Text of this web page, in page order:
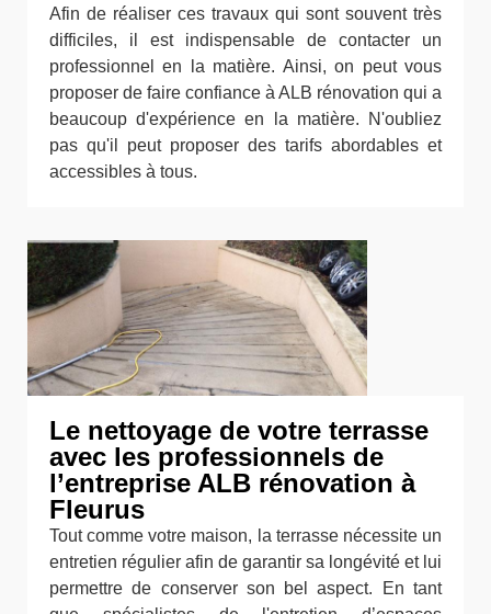
Afin de réaliser ces travaux qui sont souvent très
difficiles, il est indispensable de contacter un
professionnel en la matière. Ainsi, on peut vous
proposer de faire confiance à ALB rénovation qui a
beaucoup d'expérience en la matière. N'oubliez
pas qu'il peut proposer des tarifs abordables et
accessibles à tous.
Le nettoyage de votre terrasse
avec les professionnels de
l’entreprise ALB rénovation à
Fleurus
Tout comme votre maison, la terrasse nécessite un
entretien régulier afin de garantir sa longévité et lui
permettre de conserver son bel aspect. En tant